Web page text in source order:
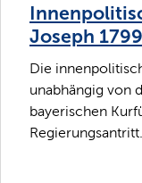
Joseph
Die
unabhängig von
bayerischen
Regierungsantritt...